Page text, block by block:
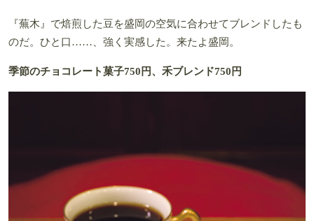
『蕪木』で焙煎した豆を盛岡の空気に合わせてブレンドしたも
のだ。ひと口……、強く実感した。来たよ盛岡。
季節のチョコレート菓子750円、禾ブレンド750円